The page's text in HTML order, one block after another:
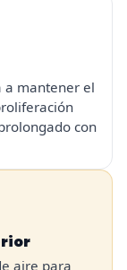
a mantener el
con
aire para